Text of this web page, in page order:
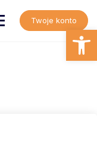
Twoje konto